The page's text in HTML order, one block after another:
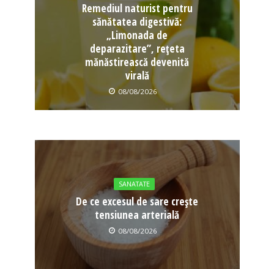
Remediul naturist pentru
sănătatea digestivă:
„Limonada de
deparazitare”, rețeta
mănăstirească devenită
virală
08/08/2026
SANATATE
De ce excesul de sare crește
tensiunea arterială
08/08/2026